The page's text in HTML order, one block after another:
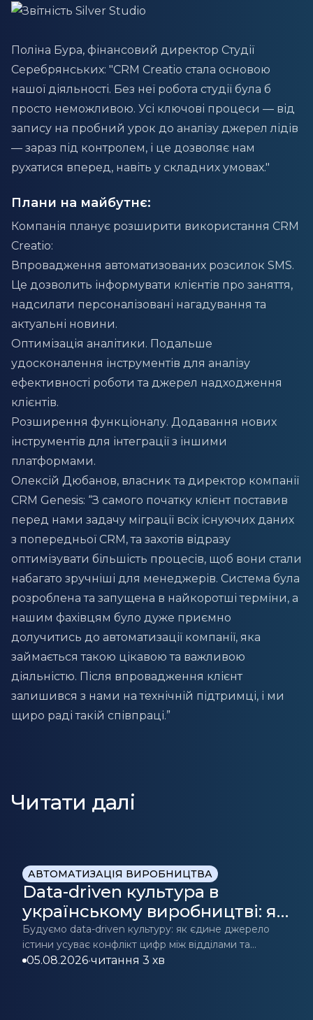
Поліна Бура, фінансовий директор Студії
Серебрянських: "CRM Creatio стала основою
нашої діяльності. Без неї робота студії була б
просто неможливою. Усі ключові процеси — від
запису на пробний урок до аналізу джерел лідів
— зараз під контролем, і це дозволяє нам
рухатися вперед, навіть у складних умовах."
Плани на майбутнє:
Компанія планує розширити використання CRM
Creatio:
Впровадження автоматизованих розсилок SMS.
Це дозволить інформувати клієнтів про заняття,
надсилати персоналізовані нагадування та
актуальні новини.
Оптимізація аналітики. Подальше
удосконалення інструментів для аналізу
ефективності роботи та джерел надходження
клієнтів.
Розширення функціоналу. Додавання нових
інструментів для інтеграції з іншими
платформами.
Олексій Дюбанов, власник та директор компанії
CRM Genesis: “З самого початку клієнт поставив
перед нами задачу міграції всіх існуючих даних
з попередньої CRM, та захотів відразу
оптимізувати більшість процесів, щоб вони стали
набагато зручніші для менеджерів. Система була
розроблена та запущена в найкоротші терміни, а
нашим фахівцям було дуже приємно
долучитись до автоматизації компанії, яка
займається такою цікавою та важливою
діяльністю. Після впровадження клієнт
залишився з нами на технічній підтримці, і ми
щиро раді такій співпраці.”
Читати далі
АВТОМАТИЗАЦІЯ ВИРОБНИЦТВА
Data-driven культура в
українському виробництві: як
CRM/ERP стає джерелом
істини для прийняття рішень
Будуємо data-driven культуру: як єдине джерело
істини усуває конфлікт цифр між відділами та
допомагає приймати точні бізнес-рішення.
05.08.2026•читання 3 хв